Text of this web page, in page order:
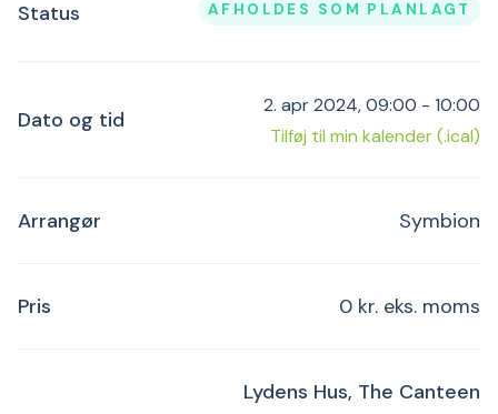
Status AFHOLDES SOM PLANLAGT
Dato og tid
2. apr 2024, 09:00 - 10:00
Tilføj til min kalender (.ical)
Arrangør Symbion
Pris 0 kr. eks. moms
Lydens Hus, The Canteen